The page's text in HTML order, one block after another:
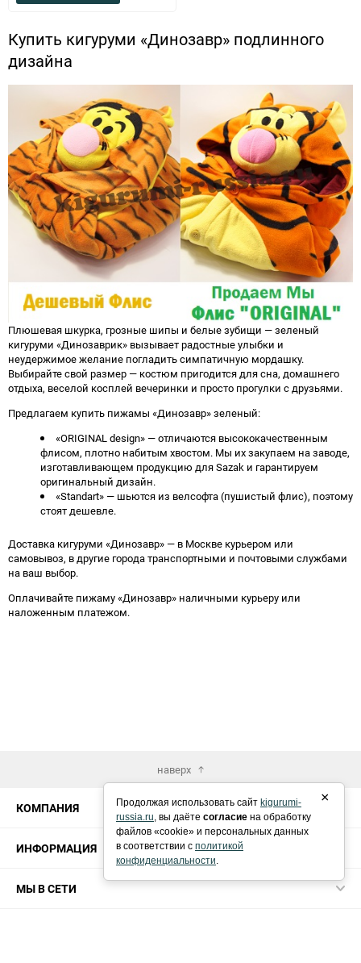
Купить кигуруми «Динозавр» подлинного
дизайна
Плюшевая шкурка, грозные шипы и белые зубищи — зеленый
кигуруми «Динозаврик» вызывает радостные улыбки и
неудержимое желание погладить симпатичную мордашку.
Выбирайте свой размер — костюм пригодится для сна, домашнего
отдыха, веселой косплей вечеринки и просто прогулки с друзьями.
Предлагаем купить пижамы «Динозавр» зеленый:
«ORIGINAL design» — отличаются высококачественным
флисом, плотно набитым хвостом. Мы их закупаем на заводе,
изготавливающем продукцию для Sazak и гарантируем
оригинальный дизайн.
«Standart» — шьются из велсофта (пушистый флис), поэтому
стоят дешевле.
Доставка кигуруми «Динозавр» — в Москве курьером или
самовывоз, в другие города транспортными и почтовыми службами
на ваш выбор.
Оплачивайте пижаму «Динозавр» наличными курьеру или
наложенным платежом.
наверх
КОМПАНИЯ
ИНФОРМАЦИЯ
МЫ В СЕТИ
Продолжая использовать сайт kigurumi-
russia.ru, вы даёте согласие на обработку
файлов «cookie» и персональных данных
в соответствии с политикой
конфиденциальности.
×